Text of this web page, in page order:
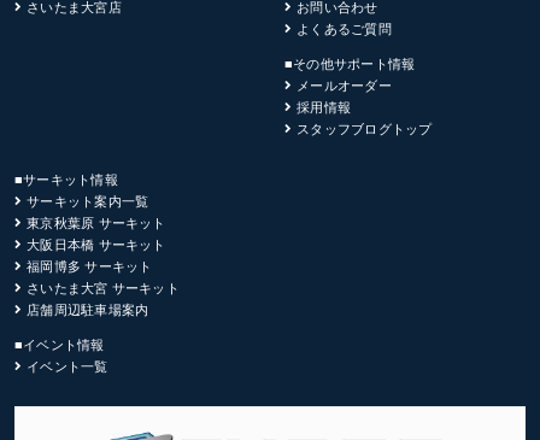
さいたま大宮店
お問い合わせ
よくあるご質問
■その他サポート情報
メールオーダー
採用情報
スタッフブログトップ
■サーキット情報
サーキット案内一覧
東京秋葉原 サーキット
大阪日本橋 サーキット
福岡博多 サーキット
さいたま大宮 サーキット
店舗周辺駐車場案内
■イベント情報
イベント一覧